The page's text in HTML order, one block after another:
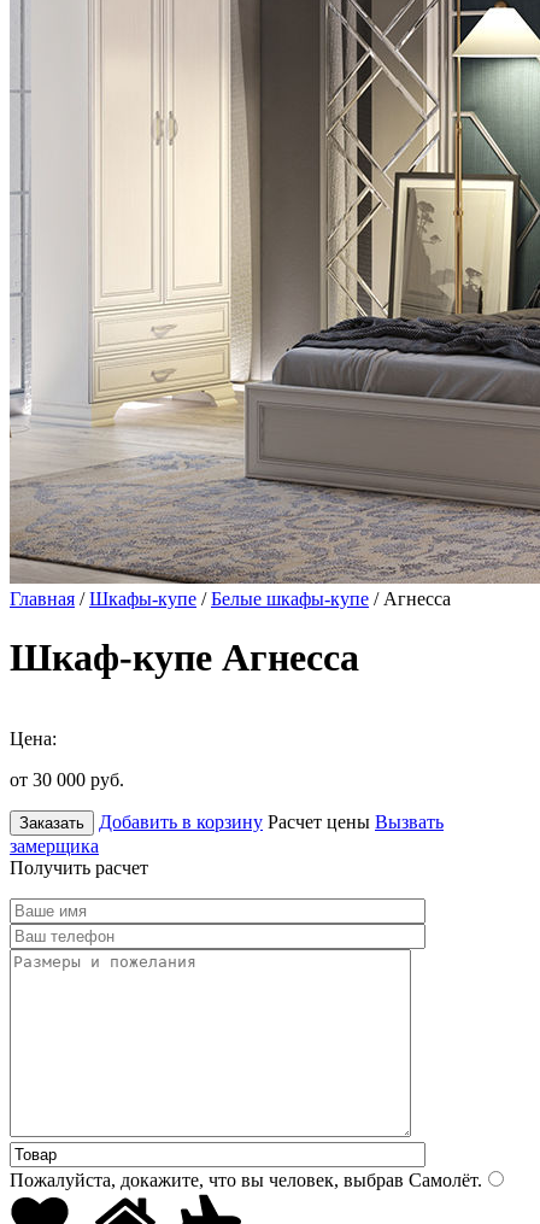
Главная /Шкафы-купе /Белые шкафы-купе / Агнесса
Шкаф-купе Агнесса
Цена:
от 30 000 руб.
Заказать Добавить в корзину Расчет цены Вызвать
замерщика
Получить расчет
Пожалуйста, докажите, что вы человек, выбрав Самолёт.